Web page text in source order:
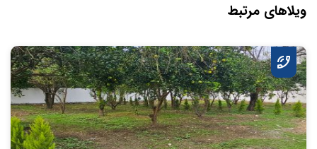
ویلاهای مرتبط